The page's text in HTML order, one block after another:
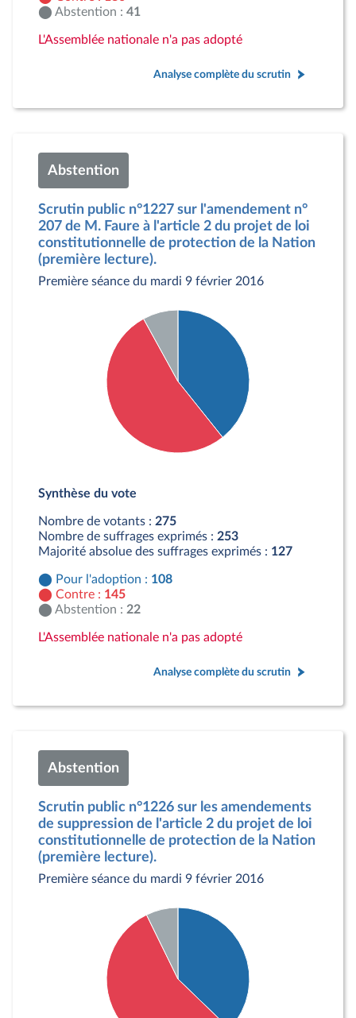
Abstention : 41
L'Assemblée nationale n'a pas adopté
Analyse complète du scrutin
Abstention
Scrutin public n°1227 sur l'amendement n°
207 de M. Faure à l'article 2 du projet de loi
constitutionnelle de protection de la Nation
(première lecture).
Première séance du mardi 9 février 2016
Contre : 145 députés
Synthèse du vote
Nombre de votants : 275
Nombre de suffrages exprimés : 253
Majorité absolue des suffrages exprimés : 127
Pour l'adoption : 108
Contre : 145
Abstention : 22
L'Assemblée nationale n'a pas adopté
Analyse complète du scrutin
Abstention
Scrutin public n°1226 sur les amendements
de suppression de l'article 2 du projet de loi
constitutionnelle de protection de la Nation
(première lecture).
Première séance du mardi 9 février 2016